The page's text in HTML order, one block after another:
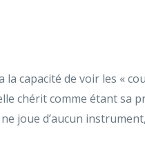
capacité de voir les «
chérit comme étant sa
joue d’aucun